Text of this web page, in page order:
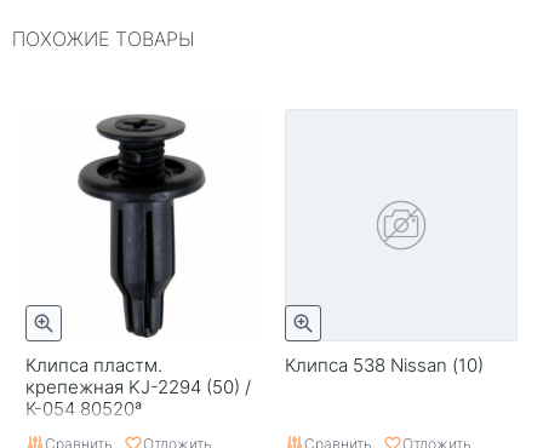
ПОХОЖИЕ ТОВАРЫ
Клипса пластм.
крепежная KJ-2294 (50) /
К-054 80520ª
Сравнить Отложить
Клипса 538 Nissan (10)
Сравнить Отложить